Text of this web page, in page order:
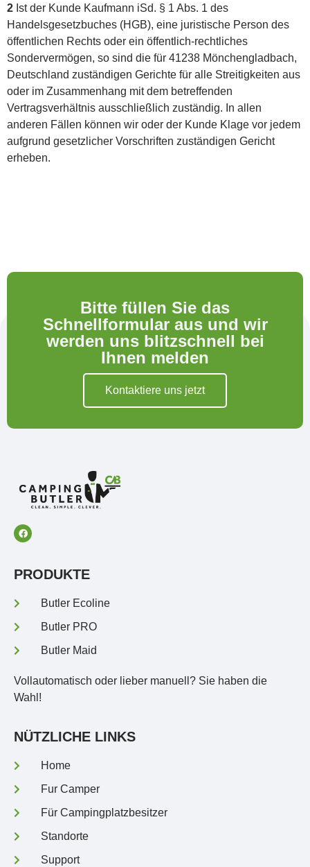
2 Ist der Kunde Kaufmann iSd. § 1 Abs. 1 des
Handelsgesetzbuches (HGB), eine juristische Person des
öffentlichen Rechts oder ein öffentlich-rechtliches
Sondervermögen, so sind die für 41238 Mönchengladbach,
Deutschland zuständigen Gerichte für alle Streitigkeiten aus
oder im Zusammenhang mit dem betreffenden
Vertragsverhältnis ausschließlich zuständig. In allen
anderen Fällen können wir oder der Kunde Klage vor jedem
aufgrund gesetzlicher Vorschriften zuständigen Gericht
erheben.
Bitte füllen Sie das
Schnellformular aus und wir
werden uns blitzschnell bei
Ihnen melden
Kontaktiere uns jetzt
PRODUKTE
Butler Ecoline
Butler PRO
Butler Maid
Vollautomatisch oder lieber manuell? Sie haben die
Wahl!
NÜTZLICHE LINKS
Home
Fur Camper
Für Campingplatzbesitzer
Standorte
Support